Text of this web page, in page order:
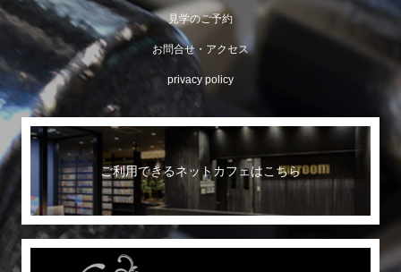
見学のご予約
お問合せ・アクセス
privacy policy
ご利用できるネットカフェはこちら